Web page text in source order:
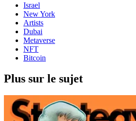
Israel
New York
Artists
Dubai
Metaverse
NFT
Bitcoin
Plus sur le sujet